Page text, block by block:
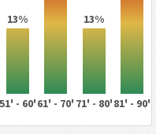
13% 13%
51' - 60'61' - 70' 71' - 80'81' - 90'